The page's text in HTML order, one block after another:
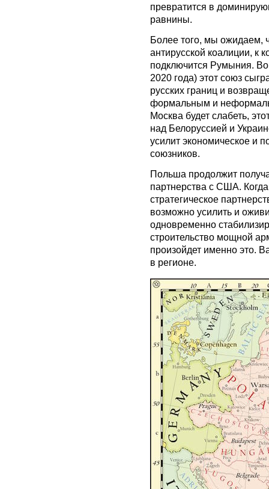
превратится в
равнины.
Более того, мы ожидаем,
антирусской коалиции, к
подключится Румыния.
2020 года) этот союз
русских границ и
формальным и
Москва будет слабеть,
над Белоруссией и
усилит экономическое и
союзников.
Польша продолжит
партнерства с США. Когда
стратегическое
возможно усилить и
одновременно
строительство мощной
произойдет именно это.
в регионе.